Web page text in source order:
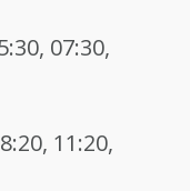
07:30,
11:20,